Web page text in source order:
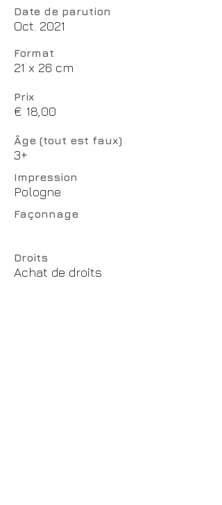
Date de parution
Oct. 2021
Format
21 x 26 cm
Prix
€ 18,00
Âge (tout est faux)
3+
Impression
Pologne
Façonnage
Droits
Achat de droits